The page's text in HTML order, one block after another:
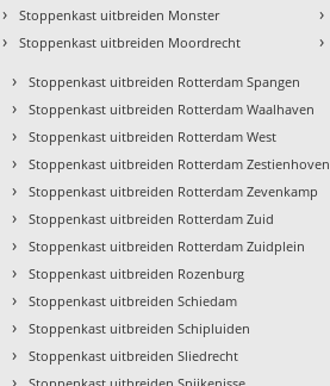
› Stoppenkast uitbreiden Monster
› Stoppenkast uitbreiden Moordrecht
›
›
› Stoppenkast uitbreiden Rotterdam Spangen
› Stoppenkast uitbreiden Rotterdam Waalhaven
› Stoppenkast uitbreiden Rotterdam West
› Stoppenkast uitbreiden Rotterdam Zestienhoven
› Stoppenkast uitbreiden Rotterdam Zevenkamp
› Stoppenkast uitbreiden Rotterdam Zuid
› Stoppenkast uitbreiden Rotterdam Zuidplein
› Stoppenkast uitbreiden Rozenburg
› Stoppenkast uitbreiden Schiedam
› Stoppenkast uitbreiden Schipluiden
› Stoppenkast uitbreiden Sliedrecht